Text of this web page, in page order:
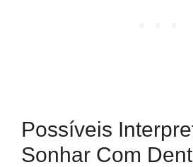
Possíveis
Sonhar Com